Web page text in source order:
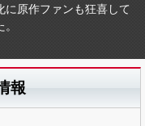
に原作ファンも狂喜して
報